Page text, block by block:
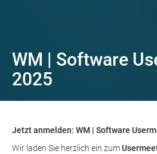
WM | Software
2025
Jetzt anmelden: WM | Software
Wir laden Sie herzlich ein zum